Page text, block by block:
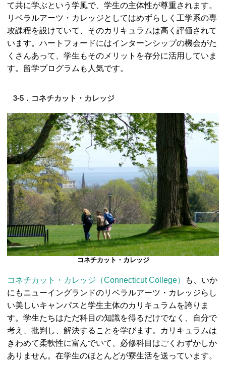
て共に学ぶという学風で、学生の主体性が尊重されます。
リベラルアーツ・カレッジとしてはめずらしく工学系の専
攻課程を設けていて、そのカリキュラムは高く評価されて
います。ハートフォードにはインターンシップの機会がた
くさんあって、学生もそのメリットを存分に活用していま
す。留学プログラムも人気です。
3-5．コネチカット・カレッジ
コネチカット・カレッジ
コネチカット・カレッジ（Connecticut College）
も、いか
にもニューイングランドのリベラルアーツ・カレッジらし
い美しいキャンパスと学生主体のカリキュラムを誇りま
す。学生たちはただ科目の知識を得るだけでなく、自分で
考え、批判し、解決することを学びます。カリキュラムは
きわめて柔軟性に富んでいて、必修科目はごくわずかしか
ありません。在学生のほとんどが寮生活を送っています。